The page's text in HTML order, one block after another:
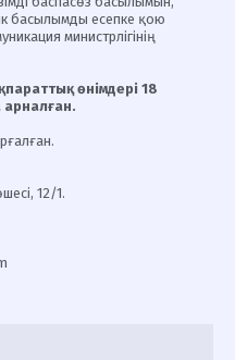
басылымды есепке қою
министрлігінің
өнімдері 18
арналған.
12/1.